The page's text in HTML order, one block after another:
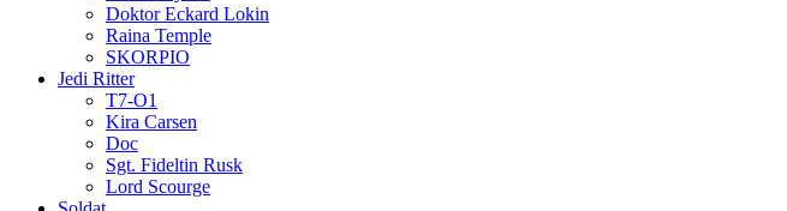
Doktor Eckard Lokin
Raina Temple
SKORPIO
Jedi Ritter
T7-O1
Kira Carsen
Doc
Sgt. Fideltin Rusk
Lord Scourge